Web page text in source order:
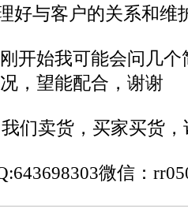
好与客户的关系和维
开始我可能会问几
，望能配合，谢谢
卖货，买家买货，
微信：